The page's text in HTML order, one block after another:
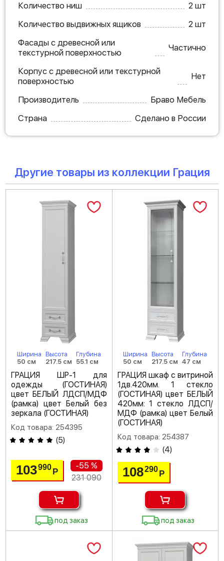
Количество ниш
2 шт
Количество выдвижных ящиков
2 шт
Фасады с древесной или
текстурной поверхностью
Частично
Корпус с древесной или текстурной
поверхностью
Нет
Производитель
Браво Мебель
Страна
Сделано в России
Другие товары из коллекции Грация
Ширина
50 см
Высота
217.5 см
Глубина
55.1 см
ГРАЦИЯ ШР-1 для
одежды (ГОСТИНАЯ)
цвет БЕЛЫЙ ЛДСП/МДФ
(рамка) цвет Белый без
зеркала (ГОСТИНАЯ)
Код товара: 254395
(5)
103990Р
-55 %
231 090
под заказ
Ширина
50 см
Высота
217.5 см
Глубина
47 см
ГРАЦИЯ шкаф с витриной
1дв.420мм. 1 стекло
(ГОСТИНАЯ) цвет БЕЛЫЙ
420мм: 1 стекло ЛДСП/
МДФ (рамка) цвет Белый
(ГОСТИНАЯ)
Код товара: 254387
(4)
108290 Р
под заказ